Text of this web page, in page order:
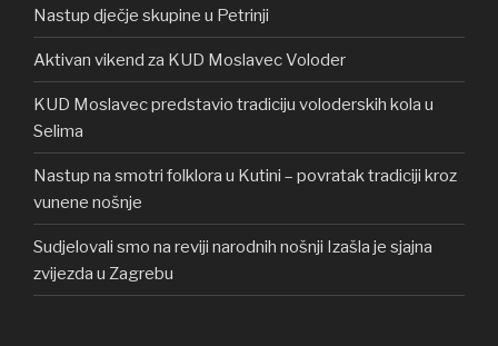
Nastup dječje skupine u Petrinji
Aktivan vikend za KUD Moslavec Voloder
KUD Moslavec predstavio tradiciju voloderskih kola u
Selima
Nastup na smotri folklora u Kutini – povratak tradiciji kroz
vunene nošnje
Sudjelovali smo na reviji narodnih nošnji Izašla je sjajna
zvijezda u Zagrebu